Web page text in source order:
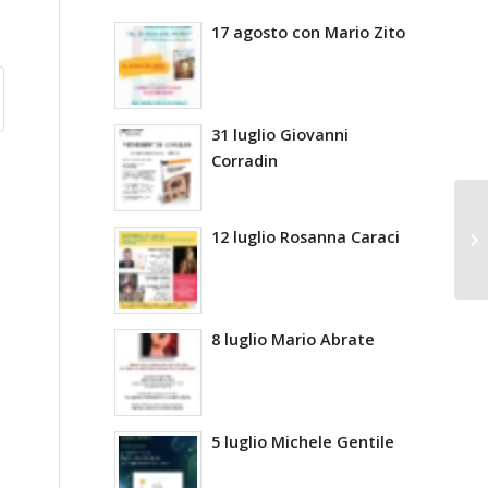
17 agosto con Mario Zito
31 luglio Giovanni
Corradin
12 luglio Rosanna Caraci
8 luglio Mario Abrate
5 luglio Michele Gentile